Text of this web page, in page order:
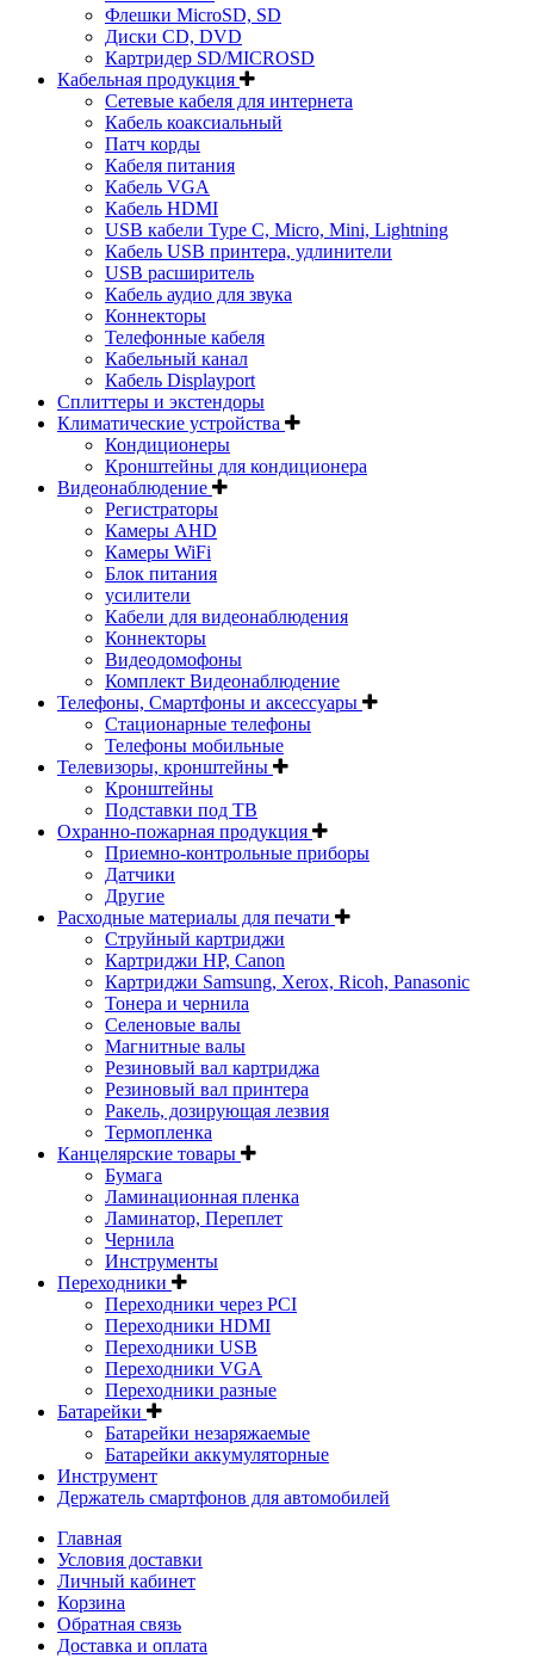
Флешки MicroSD, SD
Диски CD, DVD
Картридер SD/MICROSD
Кабельная продукция
Сетевые кабеля для интернета
Кабель коаксиальный
Патч корды
Кабеля питания
Кабель VGA
Кабель HDMI
USB кабели Type C, Micro, Mini, Lightning
Кабель USB принтера, удлинители
USB расширитель
Кабель аудио для звука
Коннекторы
Телефонные кабеля
Кабельный канал
Кабель Displayport
Сплиттеры и экстендоры
Климатические устройства
Кондиционеры
Кронштейны для кондиционера
Видеонаблюдение
Регистраторы
Камеры AHD
Камеры WiFi
Блок питания
усилители
Кабели для видеонаблюдения
Коннекторы
Видеодомофоны
Комплект Видеонаблюдение
Телефоны, Смартфоны и аксессуары
Стационарные телефоны
Телефоны мобильные
Телевизоры, кронштейны
Кронштейны
Подставки под ТВ
Охранно-пожарная продукция
Приемно-контрольные приборы
Датчики
Другие
Расходные материалы для печати
Струйный картриджи
Картриджи HP, Canon
Картриджи Samsung, Xerox, Ricoh, Panasonic
Тонера и чернила
Селеновые валы
Магнитные валы
Резиновый вал картриджа
Резиновый вал принтера
Ракель, дозирующая лезвия
Термопленка
Канцелярские товары
Бумага
Ламинационная пленка
Ламинатор, Переплет
Чернила
Инструменты
Переходники
Переходники через PCI
Переходники HDMI
Переходники USB
Переходники VGA
Переходники разные
Батарейки
Батарейки незаряжаемые
Батарейки аккумуляторные
Инструмент
Держатель смартфонов для автомобилей
Главная
Условия доставки
Личный кабинет
Корзина
Обратная связь
Доставка и оплата